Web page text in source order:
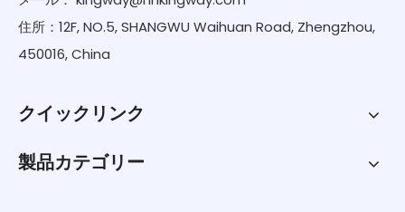
住所：12F, NO.5, SHANGWU Waihuan Road, Zhengzhou,
450016, China
クイックリンク
製品カテゴリー